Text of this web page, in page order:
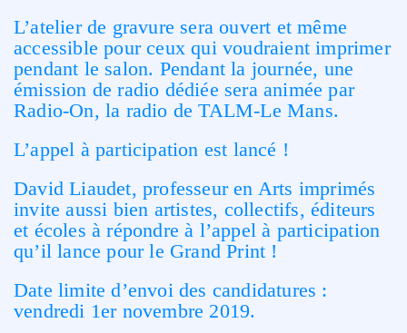
L’atelier de gravure sera ouvert et même
accessible pour ceux qui voudraient imprimer
pendant le salon. Pendant la journée, une
émission de radio dédiée sera animée par
Radio-On, la radio de TALM-Le Mans.
L’appel à participation est lancé !
David Liaudet, professeur en Arts imprimés
invite aussi bien artistes, collectifs, éditeurs
et écoles à répondre à l’appel à participation
qu’il lance pour le Grand Print !
Date limite d’envoi des candidatures :
vendredi 1er novembre 2019.